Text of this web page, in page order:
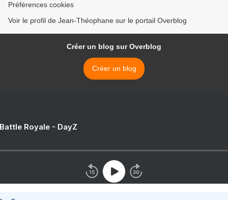
Préférences cookies
Voir le profil de Jean-Théophane sur le portail Overblog
Créer un blog sur Overblog
Créer un blog
Royale - DayZ